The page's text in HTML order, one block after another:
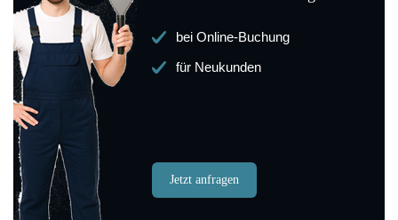
bei Online-Buchung
für Neukunden
Jetzt anfragen